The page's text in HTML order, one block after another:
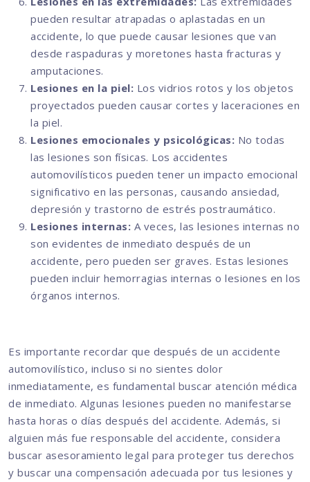
pueden resultar atrapadas o aplastadas en un
accidente, lo que puede causar lesiones que van
desde raspaduras y moretones hasta fracturas y
amputaciones.
Lesiones en la piel: Los vidrios rotos y los objetos
proyectados pueden causar cortes y laceraciones en
la piel.
Lesiones emocionales y psicológicas: No todas
las lesiones son físicas. Los accidentes
automovilísticos pueden tener un impacto emocional
significativo en las personas, causando ansiedad,
depresión y trastorno de estrés postraumático.
Lesiones internas: A veces, las lesiones internas no
son evidentes de inmediato después de un
accidente, pero pueden ser graves. Estas lesiones
pueden incluir hemorragias internas o lesiones en los
órganos internos.
Es importante recordar que después de un accidente
automovilístico, incluso si no sientes dolor
inmediatamente, es fundamental buscar atención médica
de inmediato. Algunas lesiones pueden no manifestarse
hasta horas o días después del accidente. Además, si
alguien más fue responsable del accidente, considera
buscar asesoramiento legal para proteger tus derechos
y buscar una compensación adecuada por tus lesiones y